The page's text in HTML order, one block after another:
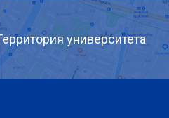
университета